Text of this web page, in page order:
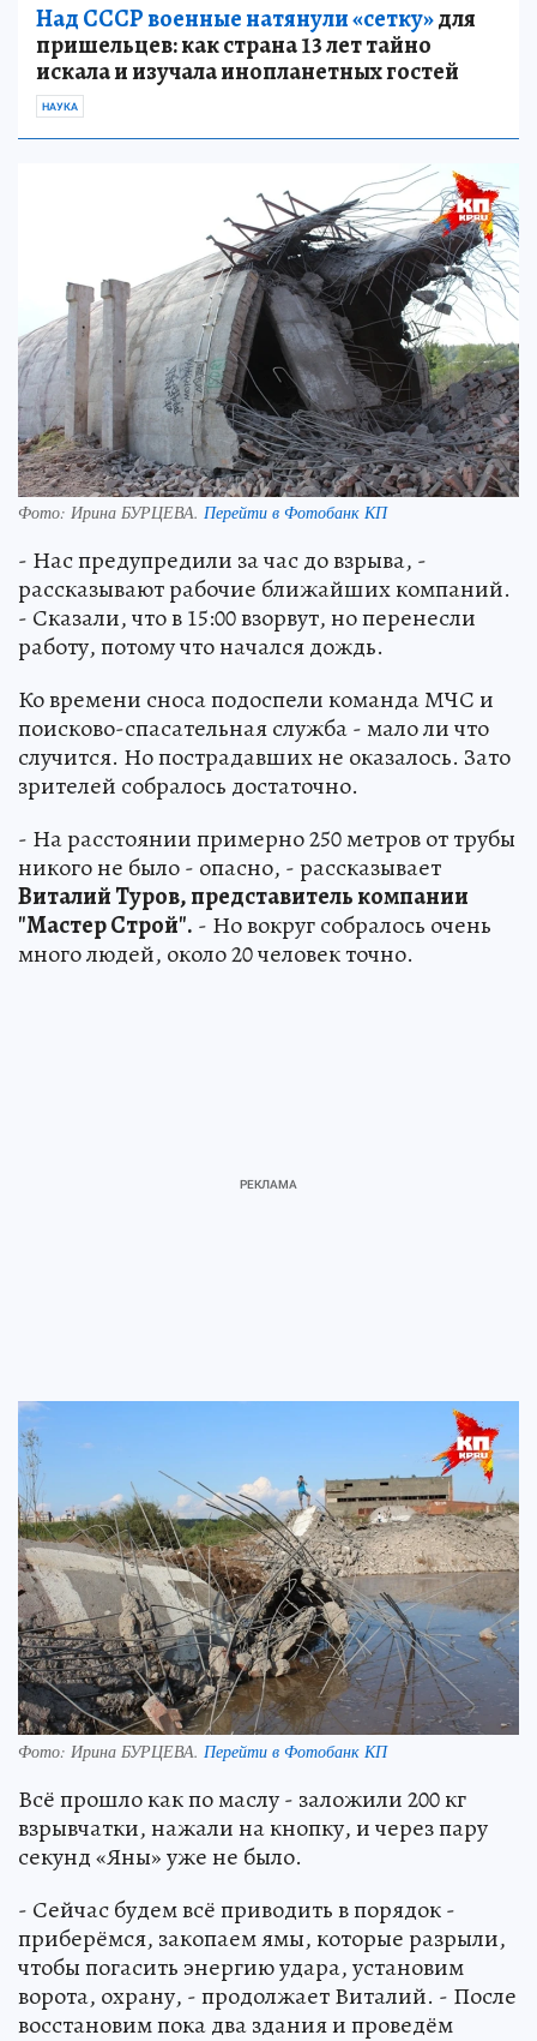
Над СССР военные натянули «сетку»для
пришельцев: как страна 13 лет тайно
искала и изучала инопланетных гостей
НАУКА
Фото: Ирина БУРЦЕВА. Перейти в Фотобанк КП
- Нас предупредили за час до взрыва, -
рассказывают рабочие ближайших компаний.
- Сказали, что в 15:00 взорвут, но перенесли
работу, потому что начался дождь.
Ко времени сноса подоспели команда МЧС и
поисково-спасательная служба - мало ли что
случится. Но пострадавших не оказалось. Зато
зрителей собралось достаточно.
- На расстоянии примерно 250 метров от трубы
никого не было - опасно, - рассказывает
Виталий Туров, представитель компании
"Мастер Строй". - Но вокруг собралось очень
много людей, около 20 человек точно.
Фото: Ирина БУРЦЕВА. Перейти в Фотобанк КП
Всё прошло как по маслу - заложили 200 кг
взрывчатки, нажали на кнопку, и через пару
секунд «Яны» уже не было.
- Сейчас будем всё приводить в порядок -
приберёмся, закопаем ямы, которые разрыли,
чтобы погасить энергию удара, установим
ворота, охрану, - продолжает Виталий. - После
восстановим пока два здания и проведём